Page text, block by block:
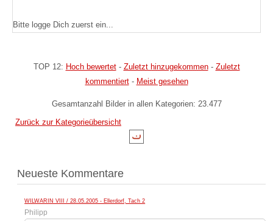
Bitte logge Dich zuerst ein...
TOP 12: Hoch bewertet- Zuletzt hinzugekommen- Zuletzt
kommentiert- Meist gesehen
Gesamtanzahl Bilder in allen Kategorien: 23.477
Zurück zur Kategorieübersicht
Neueste Kommentare
WILWARIN VIII / 28.05.2005 - Ellerdorf, Tach 2
Philipp